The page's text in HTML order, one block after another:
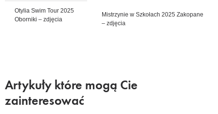
Otylia Swim Tour 2025
Oborniki – zdjęcia
Mistrzynie w Szkołach 2025 Zakopane
– zdjęcia
Artykuły które mogą Cie
zainteresować